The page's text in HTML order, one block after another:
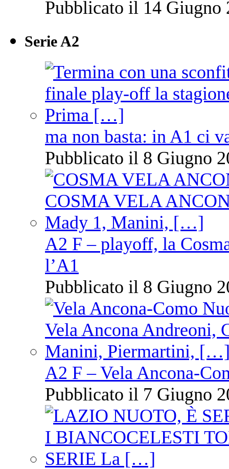
Pubblicato il 14 Giugno
Serie A2
ma non basta: in A1 ci
Pubblicato il 8 Giugno
A2 F – playoff, la
l’A1
Pubblicato il 8 Giugno
A2 F – Vela Ancona-
Pubblicato il 7 Giugno